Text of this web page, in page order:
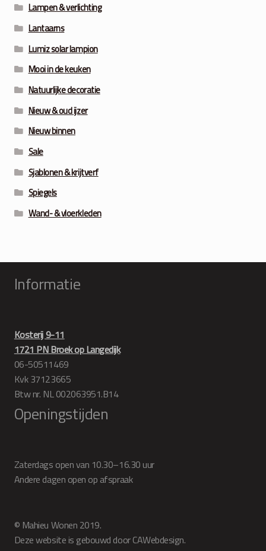
Lampen & verlichting
Lantaarns
Lumiz solar lampion
Mooi in de keuken
Natuurlijke decoratie
Nieuw & oud ijzer
Nieuw binnen
Sale
Sjablonen & krijtverf
Spiegels
Wand- & vloerkleden
Informatie
Kosterij 9-11
1721 PN Broek op Langedijk
06-50511469
Kvk 37123665
Btw nr. NL 002063951.B14
Openingstijden
Zaterdags open van 10.30–16.30 uur
Andere dagen open op afspraak
© Mahieu Wonen 2019.
Deze website is gebouwd door CAWebdesign.